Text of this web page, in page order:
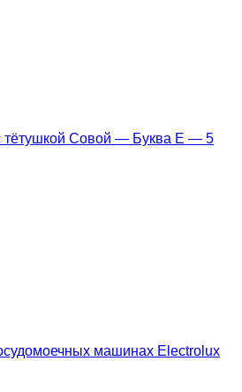
тётушкой Совой — Буква E — 5
машинах Electrolux